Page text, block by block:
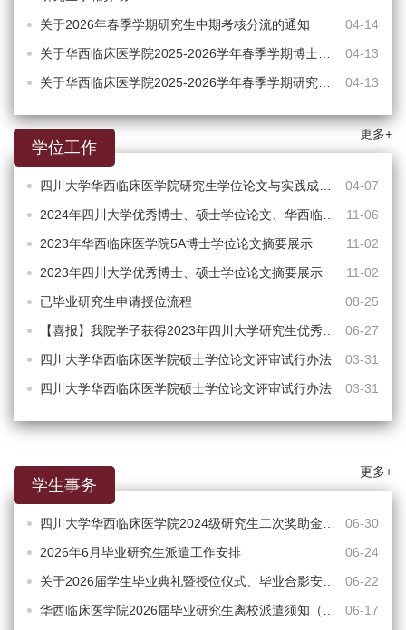
关于2026年春季学期研究生中期考核分流的通知
04-14
关于华西临床医学院2025-2026学年春季学期博士研究生开题盲评的通知
04-13
关于华西临床医学院2025-2026学年春季学期研究生学位论文公开开题的通知
04-13
学位工作
更多+
四川大学华西临床医学院研究生学位论文与实践成果质量管理细则
04-07
2024年四川大学优秀博士、硕士学位论文、华西临床医学院5A博士学位论文摘要展示
11-06
2023年华西临床医学院5A博士学位论文摘要展示
11-02
2023年四川大学优秀博士、硕士学位论文摘要展示
11-02
已毕业研究生申请授位流程
08-25
【喜报】我院学子获得2023年四川大学研究生优秀学位论文
06-27
四川大学华西临床医学院硕士学位论文评审试行办法
03-31
四川大学华西临床医学院硕士学位论文评审试行办法
03-31
学生事务
更多+
四川大学华西临床医学院2024级研究生二次奖助金申报通知
06-30
2026年6月毕业研究生派遣工作安排
06-24
关于2026届学生毕业典礼暨授位仪式、毕业合影安排的通知
06-22
华西临床医学院2026届毕业研究生离校派遣须知（6月批次）
06-17